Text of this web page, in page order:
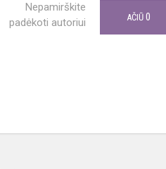
Nepamirškite
padėkoti autoriui
AČIŪ 0